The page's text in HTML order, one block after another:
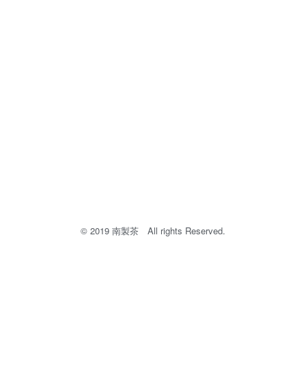
© 2019 南製茶​ All rights Reserved.